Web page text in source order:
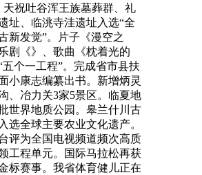
天祝吐谷浑王族墓葬群、礼
址、临洮寺洼遗址入选“全
新发觉”。片子《漫空之
剧《》、歌曲《枕着光的
五个一工程”。完成省市县扶
小康志编纂出书。新增炳灵
、冶力关3家5景区。临夏地
世界地质公园。皋兰什川古
选全球主要农业文化遗产。
评为全国电视频道频次高质
工程单元。国际马拉松再获
标赛事。我省体育健儿正在